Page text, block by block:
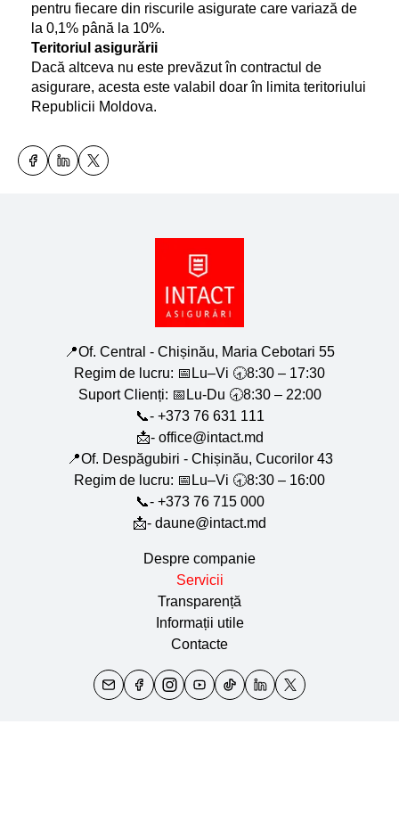
pentru fiecare din riscurile asigurate care variază de
la 0,1% până la 10%.
Teritoriul asigurării
Dacă altceva nu este prevăzut în contractul de
asigurare, acesta este valabil doar în limita teritoriului
Republicii Moldova.
📍Of. Central - Chișinău, Maria Cebotari 55
Regim de lucru: 📅Lu–Vi 🕣8:30 – 17:30
Suport Clienți: 📅Lu-Du 🕣8:30 – 22:00
📞- +373 76 631 111
📩- office@intact.md
📍Of. Despăgubiri - Chișinău, Cucorilor 43
Regim de lucru: 📅Lu–Vi 🕣8:30 – 16:00
📞- +373 76 715 000
📩- daune@intact.md
Despre companie
Servicii
Transparență
Informații utile
Contacte